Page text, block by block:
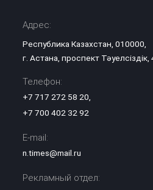
Адрес:
Республика Казахстан, 010000,
г. Астана, проспект
Телефон:
+7 717 272 58 20
+7 700 402 32 92
E-mail:
n.times@mail.ru
Рекламный отдел: